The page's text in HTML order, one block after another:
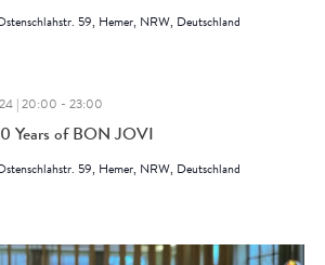
59, Hemer, NRW, Deutschland
Years of BON JOVI
| 20:00 - 23:00
59, Hemer, NRW, Deutschland